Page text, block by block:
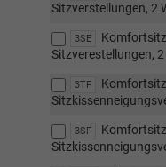
Sitzverstellungen, 2
3SE
Sitzverestellungen,
3TF
3SF